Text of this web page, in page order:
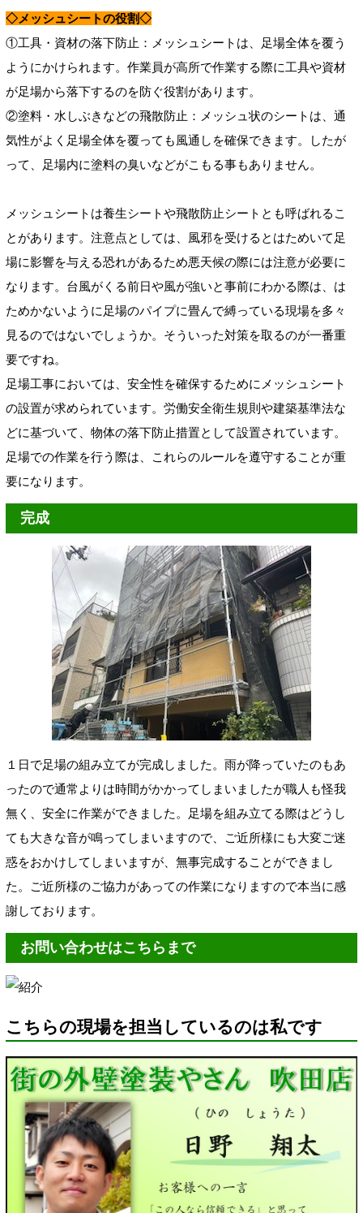
◇メッシュシートの役割◇
①工具・資材の落下防止：メッシュシートは、足場全体を覆う
ようにかけられます。作業員が高所で作業する際に工具や資材
が足場から落下するのを防ぐ役割があります。
②塗料・水しぶきなどの飛散防止：メッシュ状のシートは、通
気性がよく足場全体を覆っても風通しを確保できます。したが
って、足場内に塗料の臭いなどがこもる事もありません。
メッシュシートは養生シートや飛散防止シートとも呼ばれるこ
とがあります。注意点としては、風邪を受けるとはためいて足
場に影響を与える恐れがあるため悪天候の際には注意が必要に
なります。台風がくる前日や風が強いと事前にわかる際は、は
ためかないように足場のパイプに畳んで縛っている現場を多々
見るのではないでしょうか。そういった対策を取るのが一番重
要ですね。
足場工事においては、安全性を確保するためにメッシュシート
の設置が求められています。労働安全衛生規則や建築基準法な
どに基づいて、物体の落下防止措置として設置されています。
足場での作業を行う際は、これらのルールを遵守することが重
要になります。
完成
１日で足場の組み立てが完成しました。雨が降っていたのもあ
ったので通常よりは時間がかかってしまいましたが職人も怪我
無く、安全に作業ができました。足場を組み立てる際はどうし
ても大きな音が鳴ってしまいますので、ご近所様にも大変ご迷
惑をおかけしてしまいますが、無事完成することができまし
た。ご近所様のご協力があっての作業になりますので本当に感
謝しております。
お問い合わせはこちらまで
こちらの現場を担当しているのは私です